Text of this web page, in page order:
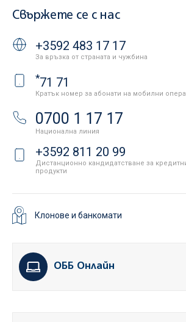
Свържете се с нас
+3592 483 17 17
За връзка от страната и чужбина
*71 71
Кратък номер за абонати на мобилни
0700 1 17 17
Национална линия
+3592 811 20 99
Дистанционно кандидатстване за
продукти
Клонове и банкомати
ОББ Онлайн